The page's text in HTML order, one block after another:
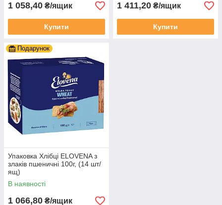
1 058,40 ₴/ящик
Купити
1 411,20 ₴/ящик
Купити
Подарунок
Упаковка Хлібці ELOVENA з
злаків пшеничні 100г, (14 шт/
ящ)
В наявності
1 066,80 ₴/ящик